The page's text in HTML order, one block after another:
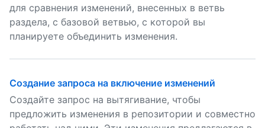
для сравнения изменений, внесенных в ветвь
раздела, с базовой ветвью, с которой вы
планируете объединить изменения.
Создание запроса на включение изменений
Создайте запрос на вытягивание, чтобы
предложить изменения в репозитории и совместно